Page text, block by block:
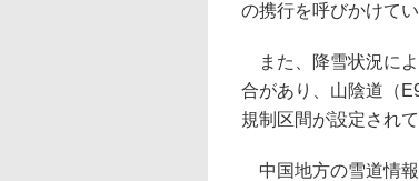
の携行を呼びかけてい
また、降雪状況に
合があり、山陰道（
規制区間が設定されて
中国地方の雪道情報